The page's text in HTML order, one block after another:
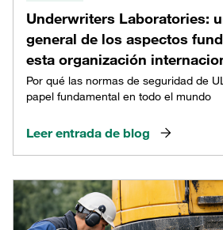
Underwriters Laboratories:
general de los aspectos
esta organización
Por qué las normas de seguridad de
papel fundamental en todo el mundo
Leer entrada de blog